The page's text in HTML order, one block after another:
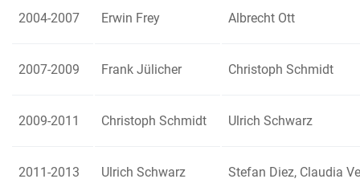
2004-2007 Erwin Frey Albrecht Ott
2007-2009 Frank Jülicher Christoph Schmidt
2009-2011 Christoph Schmidt Ulrich Schwarz
2011-2013 Ulrich Schwarz Stefan Diez, Claudia